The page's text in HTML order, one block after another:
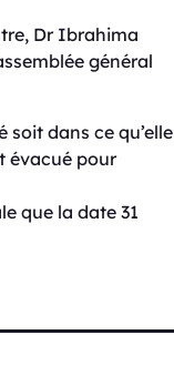
Dr Ibrahima
général
soit dans ce qu’elle
évacué pour
que la date 31